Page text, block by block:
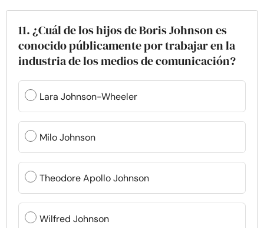
11. ¿Cuál de los hijos de Boris Johnson es
conocido públicamente por trabajar en la
industria de los medios de comunicación?
Lara Johnson-Wheeler
Milo Johnson
Theodore Apollo Johnson
Wilfred Johnson